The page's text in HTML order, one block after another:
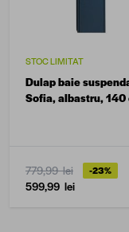
STOC LIMITAT
Dulap baie
Sofia, albastru, 140
779,99 lei -23%
599,99 lei